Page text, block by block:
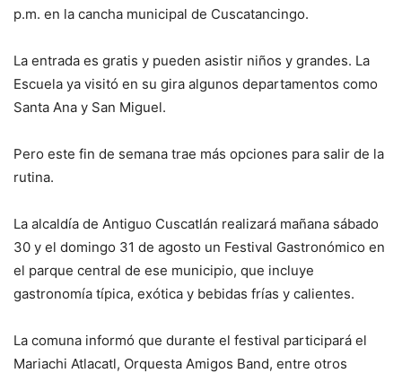
p.m. en la cancha municipal de Cuscatancingo.
La entrada es gratis y pueden asistir niños y grandes. La
Escuela ya visitó en su gira algunos departamentos como
Santa Ana y San Miguel.
Pero este fin de semana trae más opciones para salir de la
rutina.
La alcaldía de Antiguo Cuscatlán realizará mañana sábado
30 y el domingo 31 de agosto un Festival Gastronómico en
el parque central de ese municipio, que incluye
gastronomía típica, exótica y bebidas frías y calientes.
La comuna informó que durante el festival participará el
Mariachi Atlacatl, Orquesta Amigos Band, entre otros